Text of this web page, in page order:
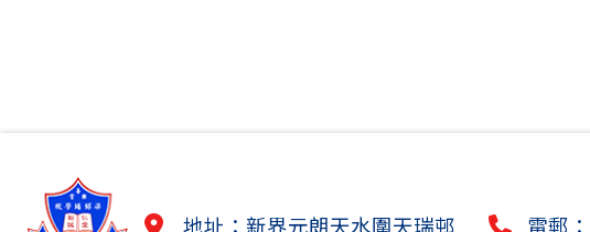
地址：新界元朗天水圍天瑞邨 電郵：